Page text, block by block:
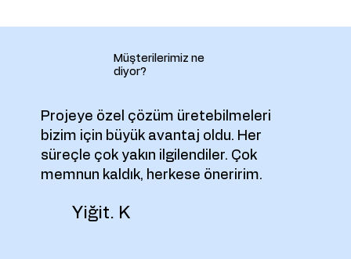
Müşterilerimiz ne
diyor?
Projeye özel çözüm üretebilmeleri
bizim için büyük avantaj oldu. Her
süreçle çok yakın ilgilendiler. Çok
memnun kaldık, herkese öneririm.
Yiğit. K